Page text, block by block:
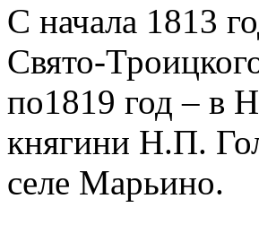
С начала 1813
Свято-
по1819 год – в
княгини Н.П.
селе Марьино.